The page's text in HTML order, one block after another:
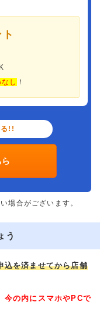
し ！
!!
場合がございます。
う
込を済ませてから店舗
今の内にスマホやPCで